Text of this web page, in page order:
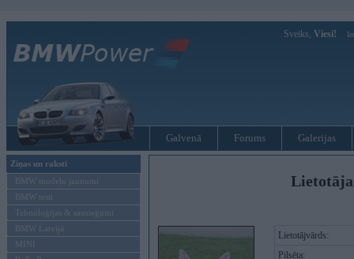
Sveiks, Viesi!
Galvenā Forums Galerijas
Ziņas un raksti
BMW modeļu jaunumi
BMW testi
Tehnoloģijas & sasniegumi
BMW Latvijā
MINI
Lietotājvārds:
Pilsēta: